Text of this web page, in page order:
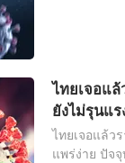
มสนุกโซเชียลได้ที่
ำกัด
ไทยเจอแ
ยังไม่รุนแ
ไทยเจอแล้ว
แพร่ง่าย ปัจ